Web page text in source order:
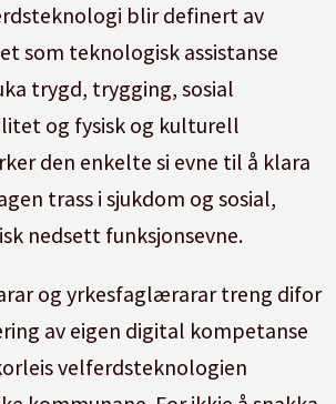
blir definert av
som teknologisk assistanse
trygd, trygging, sosial
og fysisk og kulturell
den enkelte si evne til å klara
trass i sjukdom og sosial,
nedsett funksjonsevne.
og yrkesfaglærarar treng difor
av eigen digital kompetanse
velferdsteknologien